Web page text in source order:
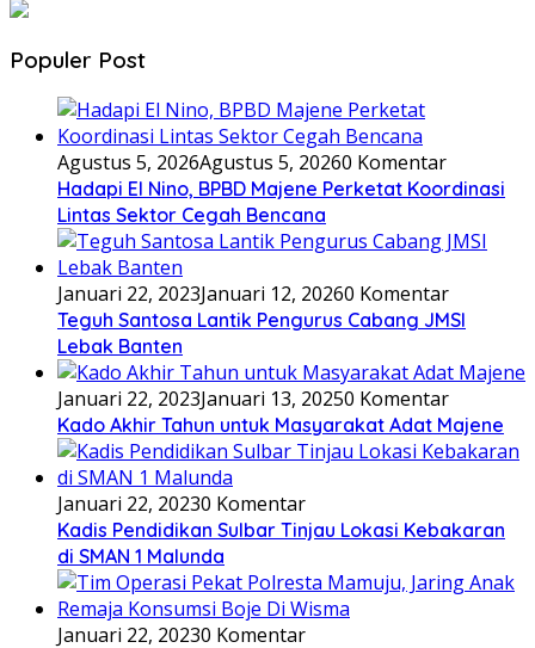
Populer Post
Agustus 5, 2026Agustus 5, 20260 Komentar
Hadapi El Nino, BPBD Majene Perketat Koordinasi
Lintas Sektor Cegah Bencana
Januari 22, 2023Januari 12, 20260 Komentar
Teguh Santosa Lantik Pengurus Cabang JMSI
Lebak Banten
Januari 22, 2023Januari 13, 20250 Komentar
Kado Akhir Tahun untuk Masyarakat Adat Majene
Januari 22, 20230 Komentar
Kadis Pendidikan Sulbar Tinjau Lokasi Kebakaran
di SMAN 1 Malunda
Januari 22, 20230 Komentar